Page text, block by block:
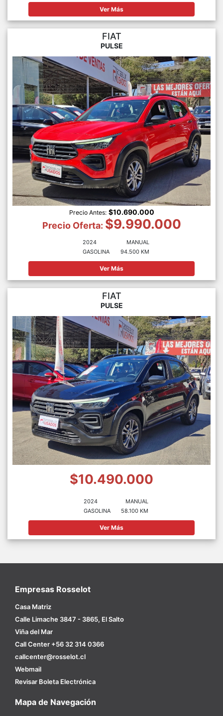
Ver Más
FIAT
PULSE
Precio Antes: $10.690.000
Precio Oferta: $9.990.000
2024
GASOLINA
MANUAL
94.500 KM
Ver Más
FIAT
PULSE
$10.490.000
2024
GASOLINA
MANUAL
58.100 KM
Ver Más
Empresas Rosselot
Casa Matriz
Calle Limache 3847 - 3865, El Salto
Viña del Mar
Call Center +56 32 314 0366
callcenter@rosselot.cl
Webmail
Revisar Boleta Electrónica
Mapa de Navegación